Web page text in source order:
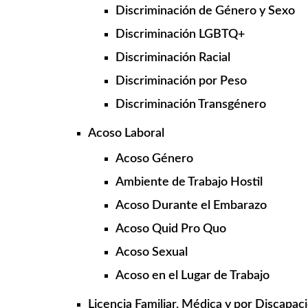
Discriminación de Género y Sexo
Discriminación LGBTQ+
Discriminación Racial
Discriminación por Peso
Discriminación Transgénero
Acoso Laboral
Acoso Género
Ambiente de Trabajo Hostil
Acoso Durante el Embarazo
Acoso Quid Pro Quo
Acoso Sexual
Acoso en el Lugar de Trabajo
Licencia Familiar, Médica y por